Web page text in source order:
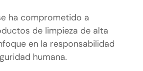
ha comprometido a
de limpieza de alta
en la responsabilidad
humana.